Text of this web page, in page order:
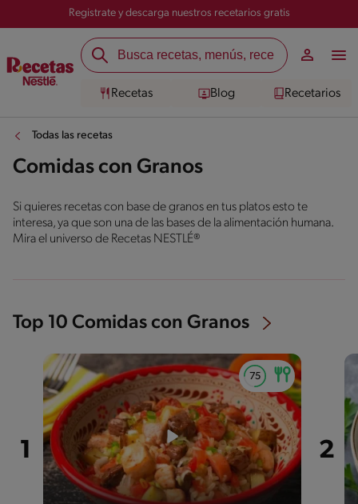
Registrate y descarga nuestros recetarios gratis
Recetas Blog Recetarios
Todas las recetas
Comidas con Granos
Si quieres recetas con base de granos en tus platos esto te
interesa, ya que son una de las bases de la alimentación humana.
Mira el universo de Recetas NESTLÉ®
Top 10 Comidas con Granos